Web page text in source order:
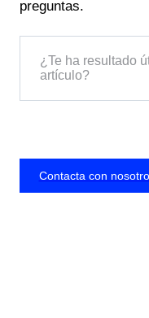
preguntas.
¿Te ha resultado
artículo?
Contacta con